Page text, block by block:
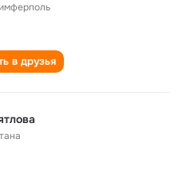
в друзья